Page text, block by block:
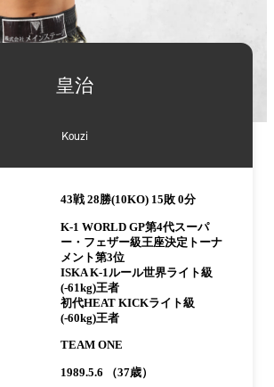
皇治
Kouzi
43戦 28勝(10KO) 15敗 0分
K-1 WORLD GP第4代スーパ
ー・フェザー級王座決定トーナ
メント第3位
ISKA K-1ルール世界ライト級
(-61kg)王者
初代HEAT KICKライト級
(-60kg)王者
TEAM ONE
1989.5.6 （37歳）